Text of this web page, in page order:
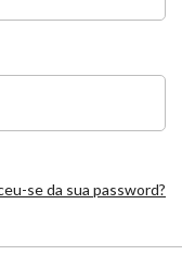
se da sua password?